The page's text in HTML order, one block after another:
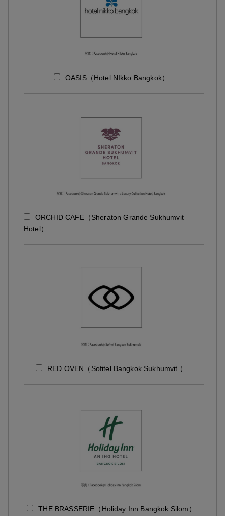
OASIS（Hotel NIkko Bangkok）
ORCHID CAFE（Sheraton Grande Sukhumvit
Hotel）
RED OVEN（Sofitel Bangkok Sukhumvit ）
THE BRASSERIE（Holiday Inn Bangkok Silom）